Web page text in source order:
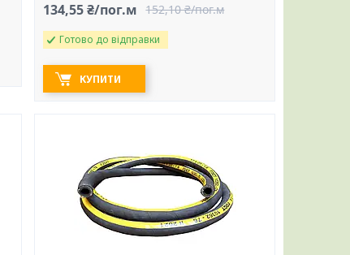
134,55 ₴/пог.м 152,10 ₴/пог.м
Готово до відправки
КУПИТИ